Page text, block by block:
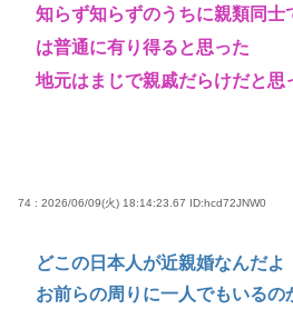
知らず知らずのうちに親類同士
は普通に有り得ると思った
地元はまじで親戚だらけだと思
74 : 2026/06/09(火) 18:14:23.67 ID:hcd72JNW0
どこの日本人が近親婚なんだよ
お前らの周りに一人でもいるの